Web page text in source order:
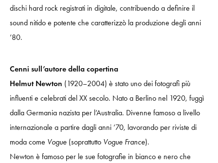
dischi hard rock registrati in digitale, contribuendo a definire il
sound nitido e potente che caratterizzò la produzione degli anni
’80.
Cenni sull’autore della copertina
Helmut Newton (1920–2004) è stato uno dei fotografi più
influenti e celebrati del XX secolo. Nato a Berlino nel 1920, fuggì
dalla Germania nazista per l’Australia. Divenne famoso a livello
internazionale a partire dagli anni ’70, lavorando per riviste di
moda come Vogue (soprattutto Vogue France).
Newton è famoso per le sue fotografie in bianco e nero che